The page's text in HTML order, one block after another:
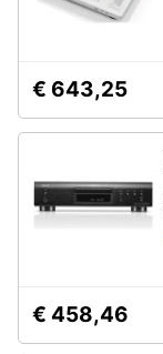
€ 643,25
€ 458,46